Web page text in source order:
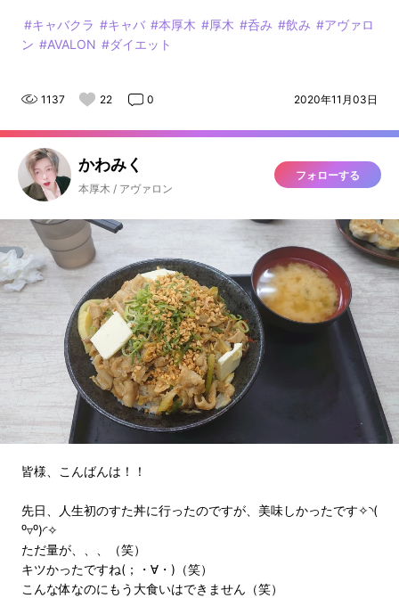
#キャバクラ #キャバ #本厚木 #厚木 #呑み #飲み #アヴァロ
ン #AVALON #ダイエット
1137 22 0 2020年11月03日
かわみく
本厚木 / アヴァロン
フォローする
皆様、こんばんは！！
先日、人生初のすた丼に行ったのですが、美味しかったです✧◝(
⁰▿⁰)◜✧
ただ量が、、、（笑）
キツかったですね(；・∀・)（笑）
こんな体なのにもう大食いはできません（笑）